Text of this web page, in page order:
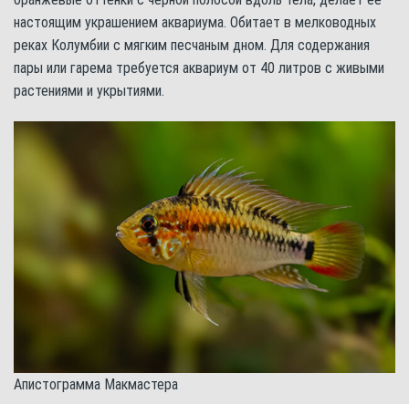
настоящим украшением аквариума. Обитает в мелководных
реках Колумбии с мягким песчаным дном. Для содержания
пары или гарема требуется аквариум от 40 литров с живыми
растениями и укрытиями.
Апистограмма Макмастера